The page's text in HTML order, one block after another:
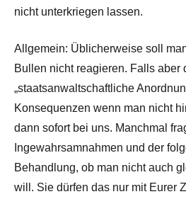
nicht unterkriegen lassen.
Allgemein: Üblicherweise soll
Bullen nicht reagieren. Falls aber
„staatsanwaltschaftliche
Konsequenzen wenn man nicht
dann sofort bei uns. Manchmal
Ingewahrsamnahmen und der
Behandlung, ob man nicht auch
will. Sie dürfen das nur mit Eurer